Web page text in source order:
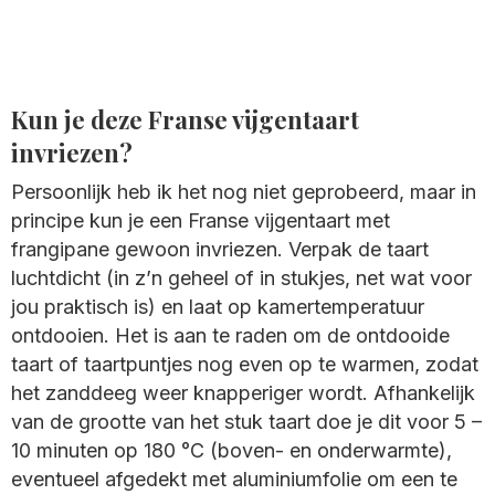
Kun je deze Franse vijgentaart
invriezen?
Persoonlijk heb ik het nog niet geprobeerd, maar in
principe kun je een Franse vijgentaart met
frangipane gewoon invriezen. Verpak de taart
luchtdicht (in z’n geheel of in stukjes, net wat voor
jou praktisch is) en laat op kamertemperatuur
ontdooien. Het is aan te raden om de ontdooide
taart of taartpuntjes nog even op te warmen, zodat
het zanddeeg weer knapperiger wordt. Afhankelijk
van de grootte van het stuk taart doe je dit voor 5 –
10 minuten op 180 °C (boven- en onderwarmte),
eventueel afgedekt met aluminiumfolie om een te